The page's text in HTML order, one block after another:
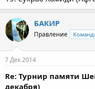
БАКИР
Правление
7 Дек 2014
Re: Турнир памяти
декабря)